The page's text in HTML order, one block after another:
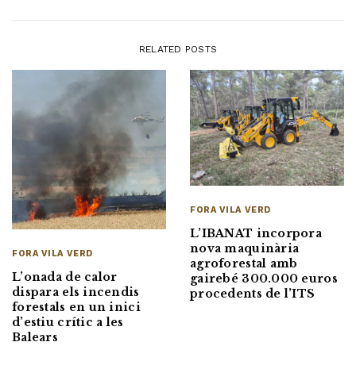
RELATED POSTS
FORA VILA VERD
L’onada de calor
dispara els incendis
forestals en un inici
d’estiu crític a les
Balears
FORA VILA VERD
L’IBANAT incorpora
nova maquinària
agroforestal amb
gairebé 300.000 euros
procedents de l’ITS